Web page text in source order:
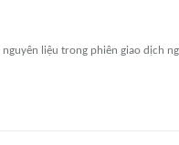
liệu trong phiên giao dịch